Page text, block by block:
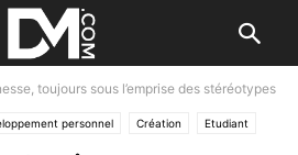
toujours sous l’emprise des stéréotypes
personnel Création Etudiant